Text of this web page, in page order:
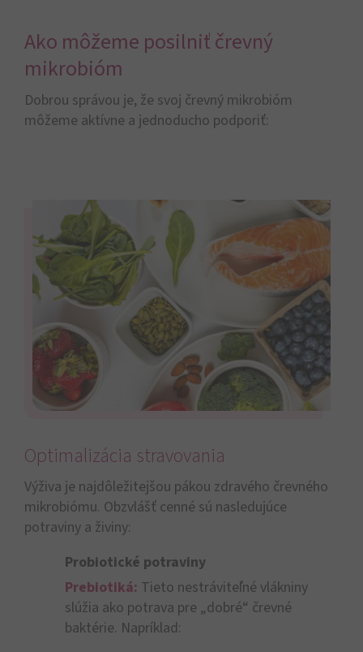
Ako môžeme posilniť črevný
mikrobióm
Dobrou správou je, že svoj črevný mikrobióm
môžeme aktívne a jednoducho podporiť:​
Optimalizácia stravovania
Výživa je najdôležitejšou pákou zdravého črevného
mikrobiómu. Obzvlášť cenné sú nasledujúce
potraviny a živiny:
Probiotické potraviny
Prebiotiká: Tieto nestráviteľné vlákniny
slúžia ako potrava pre „dobré“ črevné
baktérie. Napríklad: